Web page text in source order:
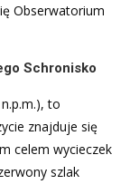
Obserwatorium
Schronisko
to
znajduje się
celem wycieczek
szlak